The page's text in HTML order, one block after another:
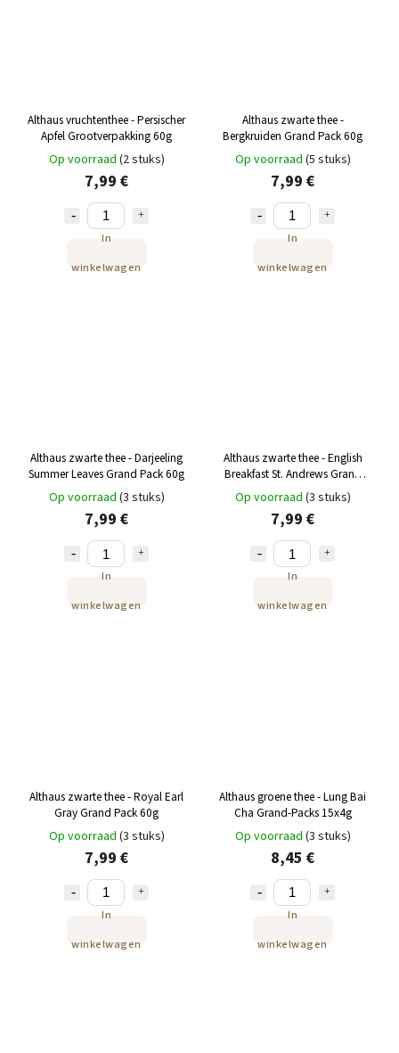
Althaus vruchtenthee - Persischer
Apfel Grootverpakking 60g
Op voorraad (2 stuks)
7,99 €
In
winkelwagen
Althaus zwarte thee -
Bergkruiden Grand Pack 60g
Op voorraad (5 stuks)
7,99 €
In
winkelwagen
Althaus zwarte thee - Darjeeling
Summer Leaves Grand Pack 60g
Op voorraad (3 stuks)
7,99 €
In
winkelwagen
Althaus zwarte thee - English
Breakfast St. Andrews Grand
Pack 60g
Op voorraad (3 stuks)
7,99 €
In
winkelwagen
Althaus zwarte thee - Royal Earl
Gray Grand Pack 60g
Op voorraad (3 stuks)
7,99 €
In
winkelwagen
Althaus groene thee - Lung Bai
Cha Grand-Packs 15x4g
Op voorraad (3 stuks)
8,45 €
In
winkelwagen